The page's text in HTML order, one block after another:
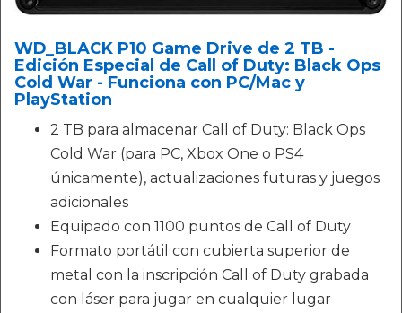
WD_BLACK P10 Game Drive de 2 TB -
Edición Especial de Call of Duty: Black Ops
Cold War - Funciona con PC/Mac y
PlayStation
2 TB para almacenar Call of Duty: Black Ops
Cold War (para PC, Xbox One o PS4
únicamente), actualizaciones futuras y juegos
adicionales
Equipado con 1100 puntos de Call of Duty
Formato portátil con cubierta superior de
metal con la inscripción Call of Duty grabada
con láser para jugar en cualquier lugar